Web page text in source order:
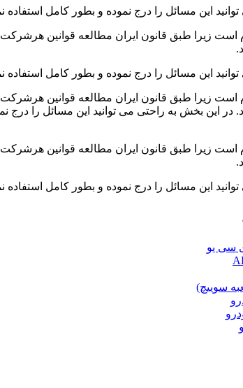
این مسائل را درج نموده و بطور کامل استفاده
است زیرا طبق قانون ایران مطالعه قوانین
این مسائل را درج نموده و بطور کامل استفاده
است زیرا طبق قانون ایران مطالعه قوانین
در این بخش به راحتی می توانید این مسائل را درج
است زیرا طبق قانون ایران مطالعه قوانین
این مسائل را درج نموده و بطور کامل استفاده
سوییچ)